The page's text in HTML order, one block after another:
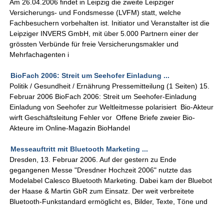
Am 26.04.2006 findet in Leipzig die zweite Leipziger
Versicherungs- und Fondsmesse (LVFM) statt, welche
Fachbesuchern vorbehalten ist. Initiator und Veranstalter ist die
Leipziger INVERS GmbH, mit über 5.000 Partnern einer der
grössten Verbünde für freie Versicherungsmakler und
Mehrfachagenten i
BioFach 2006: Streit um Seehofer Einladung ...
Politik / Gesundheit / Ernährung Pressemitteilung (1 Seiten) 15.
Februar 2006 BioFach 2006: Streit um Seehofer-Einladung
Einladung von Seehofer zur Weltleitmesse polarisiert  Bio-Akteur
wirft Geschäftsleitung Fehler vor  Offene Briefe zweier Bio-
Akteure im Online-Magazin BioHandel
Messeauftritt mit Bluetooth Marketing ...
Dresden, 13. Februar 2006. Auf der gestern zu Ende
gegangenen Messe "Dresdner Hochzeit 2006" nutzte das
Modelabel Calesco Bluetooth Marketing. Dabei kam der Bluebot
der Haase & Martin GbR zum Einsatz. Der weit verbreitete
Bluetooth-Funkstandard ermöglicht es, Bilder, Texte, Töne und